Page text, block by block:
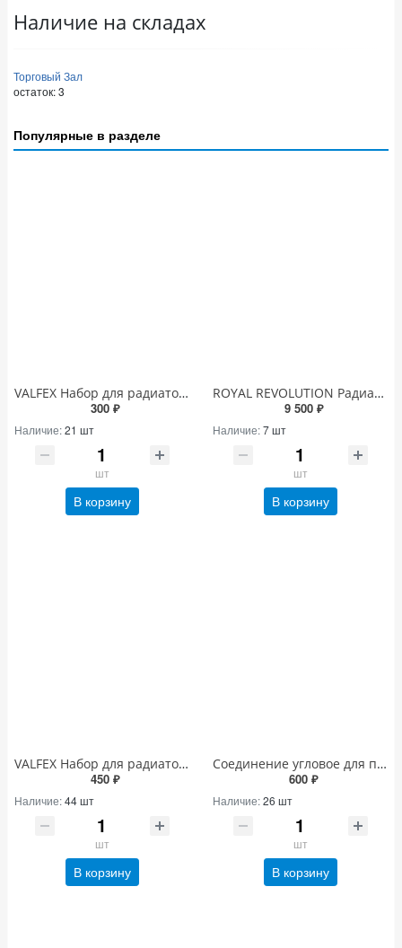
Наличие на складах
Торговый Зал
остаток:3
Популярные в разделе
VALFEX Набор для радиатора без кронштейнов 3/4"
300 ₽
Наличие:21 шт
шт
В корзину
ROYAL REVOLUTION Радиатор алюминиевые 500 10 секций
9 500 ₽
Наличие:7 шт
шт
В корзину
VALFEX Набор для радиатора с 3-мя кронштейнами 1/2"
450 ₽
Наличие:44 шт
шт
В корзину
Соединение угловое для полотенцесушителя ВН-НР 1"х1/2"
600 ₽
Наличие:26 шт
шт
В корзину